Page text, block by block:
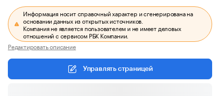
Информация носит справочный характер и сгенерирована на
основании данных из открытых источников.
Компания не является пользователем и не имеет деловых
отношений с сервисом РБК Компании.
Редактировать описание
Управлять страницей